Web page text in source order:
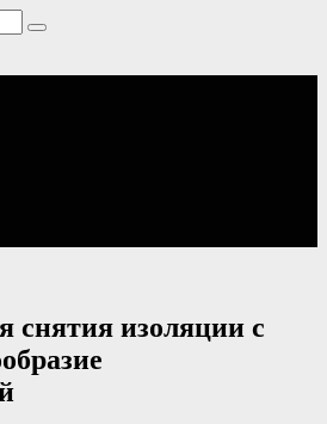
снятия изоляции с